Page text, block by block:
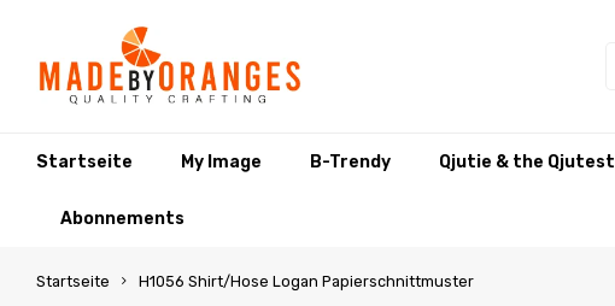
Startseite My Image B-Trendy Qjutie & the Qjutest
Abonnements
Startseite H1056 Shirt/Hose Logan Papierschnittmuster